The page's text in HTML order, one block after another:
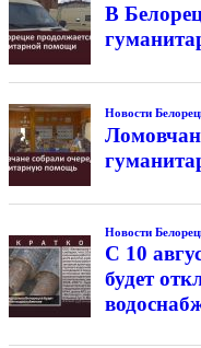
В
Новости
Новости
С 10
будет